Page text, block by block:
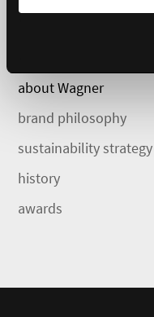
about Wagner
brand philosophy
sustainability strategy
history
awards